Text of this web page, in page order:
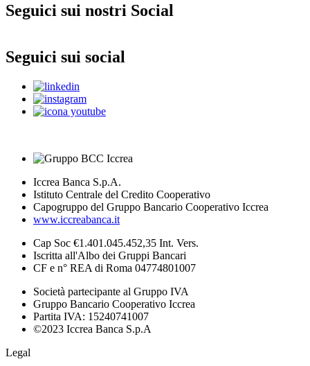
Seguici sui nostri Social
Seguici sui social
Iccrea Banca S.p.A.
Istituto Centrale del Credito Cooperativo
Capogruppo del Gruppo Bancario Cooperativo Iccrea
www.iccreabanca.it
Cap Soc €1.401.045.452,35 Int. Vers.
Iscritta all'Albo dei Gruppi Bancari
CF e n° REA di Roma 04774801007
Società partecipante al Gruppo IVA
Gruppo Bancario Cooperativo Iccrea
Partita IVA: 15240741007
©2023 Iccrea Banca S.p.A
Legal